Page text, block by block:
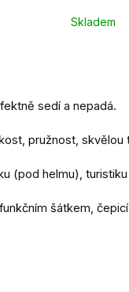
Skladem
sedí a nepadá.
pružnost,
(pod helmu),
šátkem,